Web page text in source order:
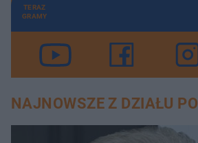
TERAZ
GRAMY
NAJNOWSZE Z DZIAŁU